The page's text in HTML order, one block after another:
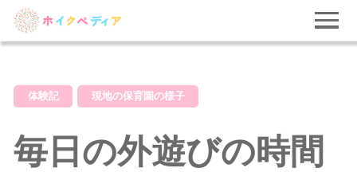
体験記 現地の保育園の様子
毎日の外遊びの時間